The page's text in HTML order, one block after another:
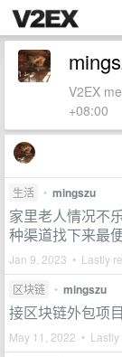
V2EX
+08:00
生活 • mingszu
家里老人情况不
种渠道找下来最
Jan 9, 2023 • Lastly
区块链 • mingszu
接区块链外包项
May 11, 2022 •